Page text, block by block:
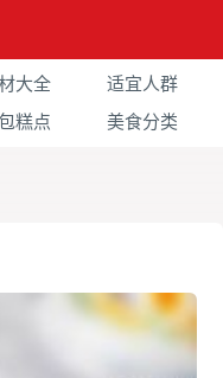
大全
适宜人群
糕点 美食分类